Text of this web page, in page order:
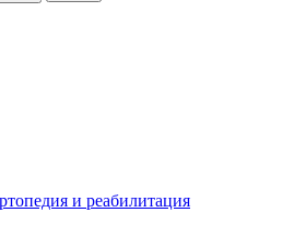
и реабилитация